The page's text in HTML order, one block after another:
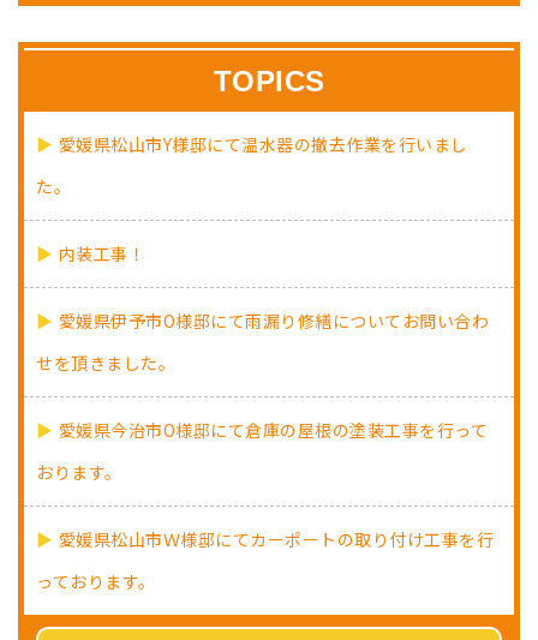
TOPICS
愛媛県松山市Y様邸にて温水器の撤去作業を行いまし
た。
内装工事！
愛媛県伊予市O様邸にて雨漏り修繕についてお問い合わ
せを頂きました。
愛媛県今治市O様邸にて倉庫の屋根の塗装工事を行って
おります。
愛媛県松山市Ｗ様邸にてカーポートの取り付け工事を行
っております。